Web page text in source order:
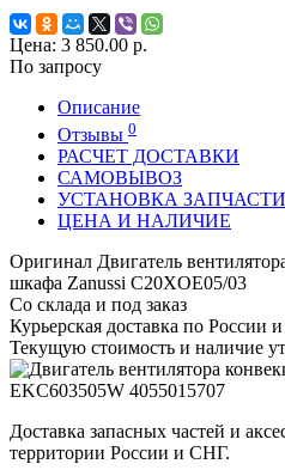
Цена: 3 850.00 р.
По запросу
Описание
Отзывы 0
РАСЧЕТ ДОСТАВКИ
САМОВЫВОЗ
УСТАНОВКА ЗАПЧАСТИ
ЦЕНА И НАЛИЧИЕ
Оригинал Двигатель
шкафа Zanussi C20XOE05/03
Со склада и под заказ
Курьерская доставка по России
Текущую стоимость и наличие
Доставка запасных частей и
территории России и СНГ.